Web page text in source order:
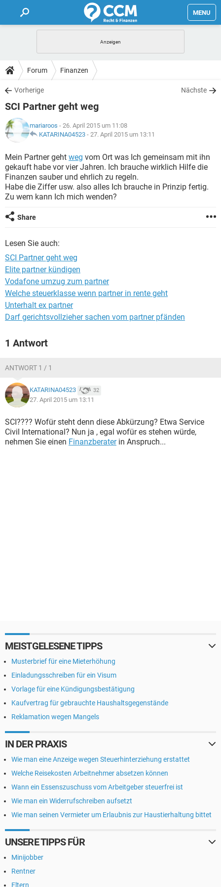
MENU
FORUM
TIPPS
Forum Finanzen
Vorherige Nächste
SCI Partner geht weg
mariaroos - 26. April 2015 um 11:08
KATARINA04523 - 27. April 2015 um 13:11
Mein Partner geht weg vom Ort was Ich gemeinsam mit ihn
gekauft habe vor vier Jahren. Ich brauche wirklich Hilfe die
Finanzen sauber und ehrlich zu regeln.
Habe die Ziffer usw. also alles Ich brauche in Prinzip fertig.
Zu wem kann Ich mich wenden?
Share
Lesen Sie auch:
SCI Partner geht weg
Elite partner kündigen
Vodafone umzug zum partner
Welche steuerklasse wenn partner in rente geht
Unterhalt ex partner
Darf gerichtsvollzieher sachen vom partner pfänden
1 Antwort
ANTWORT 1 / 1
KATARINA04523 32
27. April 2015 um 13:11
SCI???? Wofür steht denn diese Abkürzung? Etwa Service
Civil International? Nun ja , egal wofür es stehen würde,
nehmen Sie einen Finanzberaterin Anspruch...
MEISTGELESENE TIPPS
Musterbrief für eine Mieterhöhung
Einladungsschreiben für ein Visum
Vorlage für eine Kündigungsbestätigung
Kaufvertrag für gebrauchte Haushaltsgegenstände
Reklamation wegen Mangels
IN DER PRAXIS
Wie man eine Anzeige wegen Steuerhinterziehung erstattet
Welche Reisekosten Arbeitnehmer absetzen können
Wann ein Essenszuschuss vom Arbeitgeber steuerfrei ist
Wie man ein Widerrufschreiben aufsetzt
Wie man seinen Vermieter um Erlaubnis zur Haustierhaltung bittet
UNSERE TIPPS FÜR
Minijobber
Rentner
Eltern